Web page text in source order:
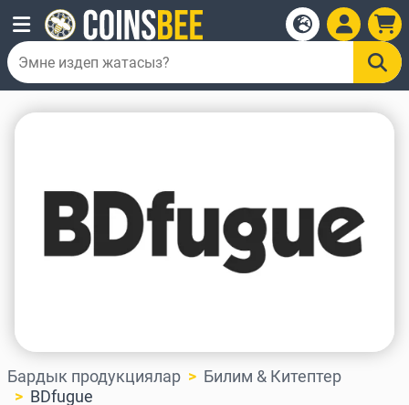
Бардык продукциялар
Билим & Китептер
BDfugue